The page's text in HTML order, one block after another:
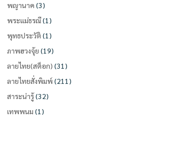
พญานาค (3)
พระแม่ธรณี(1)
พุทธประวัติ (1)
ภาพฮวงจุ้ย (19)
ลายไทย(สต็อก) (31)
ลายไทยสั่งพิมพ์ (211)
สาระน่ารู้(32)
เทพพนม (1)